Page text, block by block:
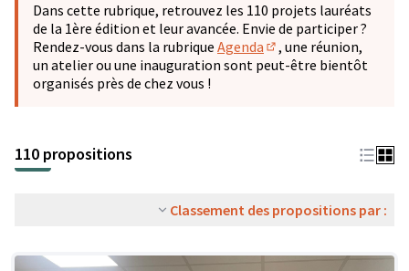
−
Dans cette rubrique, retrouvez les 110 projets lauréats
de la 1ère édition et leur avancée. Envie de participer ?
Rendez-vous dans la rubrique Agenda
(S'ouvre dans un
, une réunion,
un atelier ou une inauguration sont peut-être bientôt
organisés près de chez vous !
110 propositions
Classement des propositions par :